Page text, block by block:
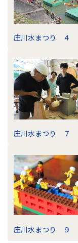
庄川水まつり ４
庄川水まつり ７
庄川水まつり ９